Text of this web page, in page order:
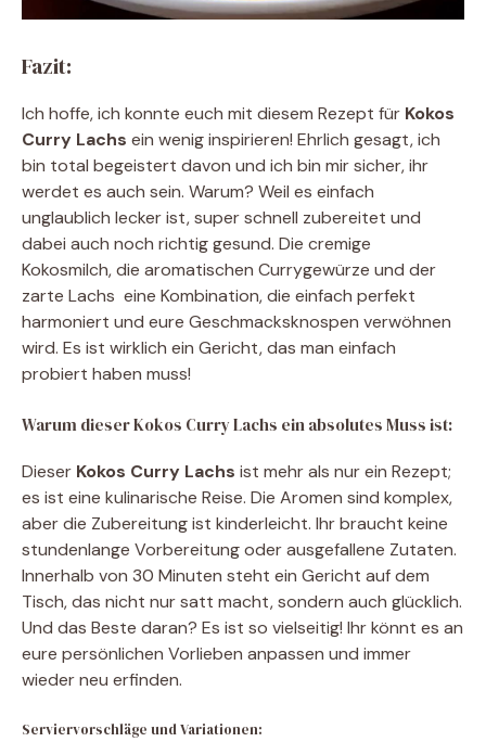
Fazit:
Ich hoffe, ich konnte euch mit diesem Rezept für Kokos
Curry Lachs ein wenig inspirieren! Ehrlich gesagt, ich
bin total begeistert davon und ich bin mir sicher, ihr
werdet es auch sein. Warum? Weil es einfach
unglaublich lecker ist, super schnell zubereitet und
dabei auch noch richtig gesund. Die cremige
Kokosmilch, die aromatischen Currygewürze und der
zarte Lachs  eine Kombination, die einfach perfekt
harmoniert und eure Geschmacksknospen verwöhnen
wird. Es ist wirklich ein Gericht, das man einfach
probiert haben muss!
Warum dieser Kokos Curry Lachs ein absolutes Muss ist:
Dieser Kokos Curry Lachs ist mehr als nur ein Rezept;
es ist eine kulinarische Reise. Die Aromen sind komplex,
aber die Zubereitung ist kinderleicht. Ihr braucht keine
stundenlange Vorbereitung oder ausgefallene Zutaten.
Innerhalb von 30 Minuten steht ein Gericht auf dem
Tisch, das nicht nur satt macht, sondern auch glücklich.
Und das Beste daran? Es ist so vielseitig! Ihr könnt es an
eure persönlichen Vorlieben anpassen und immer
wieder neu erfinden.
Serviervorschläge und Variationen: